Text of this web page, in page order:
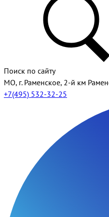
Поиск по сайту
МО, г. Раменское, 2-й км
+7(495) 532-32-25